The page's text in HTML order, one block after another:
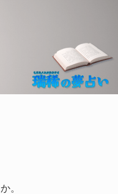
。